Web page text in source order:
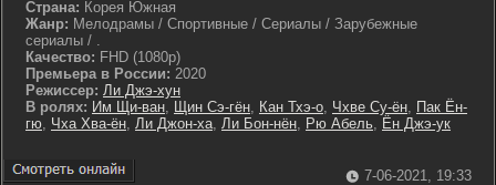
Страна: Корея Южная
Жанр: Мелодрамы / Спортивные / Сериалы / Зарубежные
сериалы / .
Качество: FHD (1080p)
Премьера в России: 2020
Режиссер: Ли Джэ-хун
В ролях: Им Щи-ван, Щин Сэ-гён, Кан Тхэ-о, Чхве Су-ён, Пак Ён-
гю, Чха Хва-ён, Ли Джон-ха, Ли Бон-нён, Рю Абель, Ён Джэ-ук
7-06-2021, 19:33